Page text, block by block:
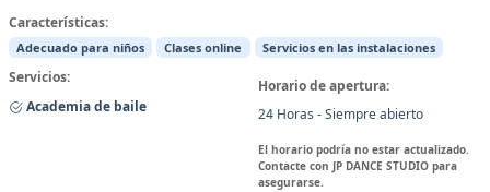
Características:
Adecuado para niños Clases online Servicios en las instalaciones
Servicios:
Academia de baile
Horario de apertura:
24 Horas - Siempre abierto
El horario podría no estar actualizado.
Contacte con JP DANCE STUDIO para
asegurarse.